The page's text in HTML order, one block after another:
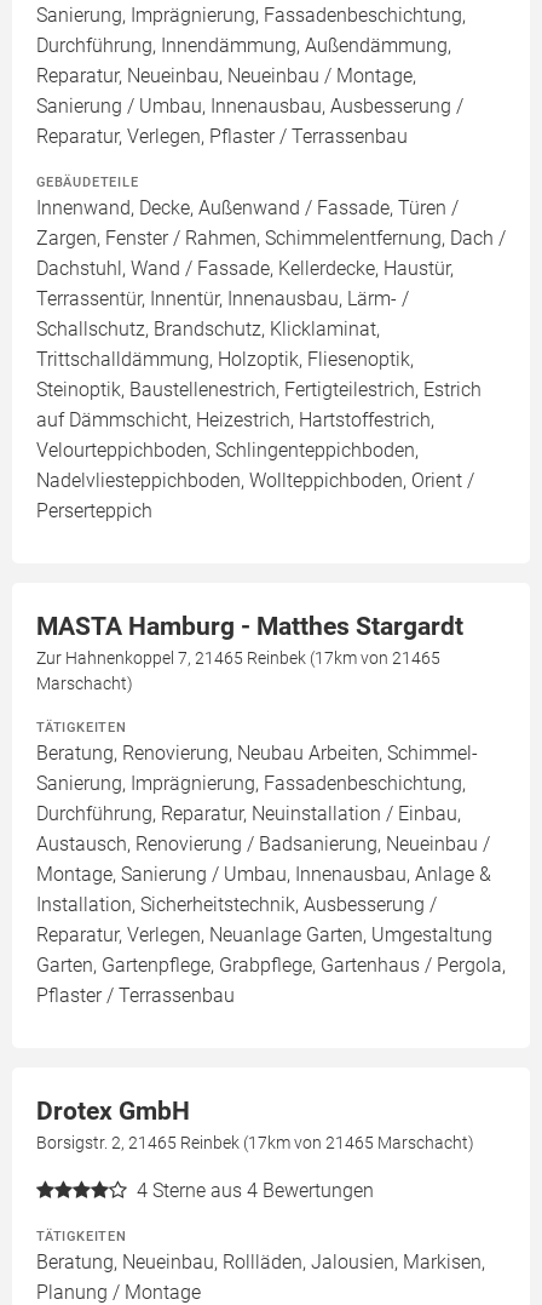
Sanierung, Imprägnierung, Fassadenbeschichtung,
Durchführung, Innendämmung, Außendämmung,
Reparatur, Neueinbau, Neueinbau / Montage,
Sanierung / Umbau, Innenausbau, Ausbesserung /
Reparatur, Verlegen, Pflaster / Terrassenbau
GEBÄUDETEILE
Innenwand, Decke, Außenwand / Fassade, Türen /
Zargen, Fenster / Rahmen, Schimmelentfernung, Dach /
Dachstuhl, Wand / Fassade, Kellerdecke, Haustür,
Terrassentür, Innentür, Innenausbau, Lärm- /
Schallschutz, Brandschutz, Klicklaminat,
Trittschalldämmung, Holzoptik, Fliesenoptik,
Steinoptik, Baustellenestrich, Fertigteilestrich, Estrich
auf Dämmschicht, Heizestrich, Hartstoffestrich,
Velourteppichboden, Schlingenteppichboden,
Nadelvliesteppichboden, Wollteppichboden, Orient /
Perserteppich
MASTA Hamburg - Matthes Stargardt
Zur Hahnenkoppel 7, 21465 Reinbek (17km von 21465
Marschacht)
TÄTIGKEITEN
Beratung, Renovierung, Neubau Arbeiten, Schimmel-
Sanierung, Imprägnierung, Fassadenbeschichtung,
Durchführung, Reparatur, Neuinstallation / Einbau,
Austausch, Renovierung / Badsanierung, Neueinbau /
Montage, Sanierung / Umbau, Innenausbau, Anlage &
Installation, Sicherheitstechnik, Ausbesserung /
Reparatur, Verlegen, Neuanlage Garten, Umgestaltung
Garten, Gartenpflege, Grabpflege, Gartenhaus / Pergola,
Pflaster / Terrassenbau
Drotex GmbH
Borsigstr. 2, 21465 Reinbek (17km von 21465 Marschacht)
4 Sterne aus 4 Bewertungen
TÄTIGKEITEN
Beratung, Neueinbau, Rollläden, Jalousien, Markisen,
Planung / Montage